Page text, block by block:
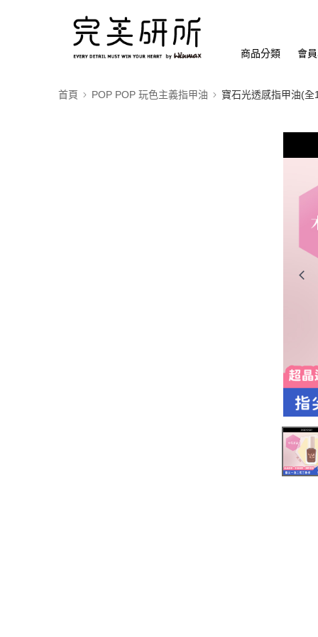
商品分類 會
首頁 POP POP 玩色主義指甲油 寶石光透感指甲油(全